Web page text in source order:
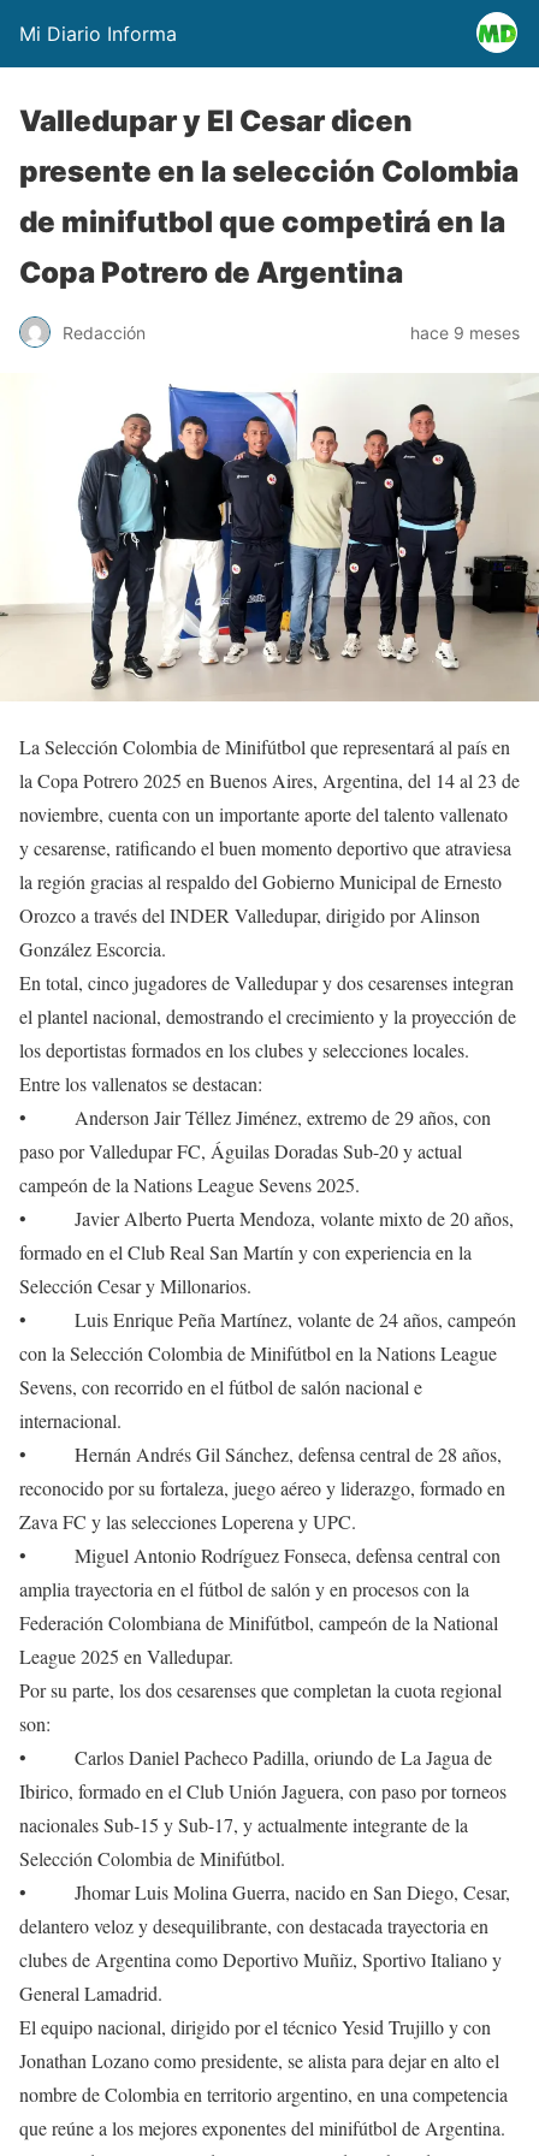
Mi Diario Informa
Valledupar y El Cesar dicen
presente en la selección Colombia
de minifutbol que competirá en la
Copa Potrero de Argentina
Redacción hace 9 meses
La Selección Colombia de Minifútbol que representará al país en
la Copa Potrero 2025 en Buenos Aires, Argentina, del 14 al 23 de
noviembre, cuenta con un importante aporte del talento vallenato
y cesarense, ratificando el buen momento deportivo que atraviesa
la región gracias al respaldo del Gobierno Municipal de Ernesto
Orozco a través del INDER Valledupar, dirigido por Alinson
González Escorcia.
En total, cinco jugadores de Valledupar y dos cesarenses integran
el plantel nacional, demostrando el crecimiento y la proyección de
los deportistas formados en los clubes y selecciones locales.
Entre los vallenatos se destacan:
• Anderson Jair Téllez Jiménez, extremo de 29 años, con
paso por Valledupar FC, Águilas Doradas Sub-20 y actual
campeón de la Nations League Sevens 2025.
• Javier Alberto Puerta Mendoza, volante mixto de 20 años,
formado en el Club Real San Martín y con experiencia en la
Selección Cesar y Millonarios.
• Luis Enrique Peña Martínez, volante de 24 años, campeón
con la Selección Colombia de Minifútbol en la Nations League
Sevens, con recorrido en el fútbol de salón nacional e
internacional.
• Hernán Andrés Gil Sánchez, defensa central de 28 años,
reconocido por su fortaleza, juego aéreo y liderazgo, formado en
Zava FC y las selecciones Loperena y UPC.
• Miguel Antonio Rodríguez Fonseca, defensa central con
amplia trayectoria en el fútbol de salón y en procesos con la
Federación Colombiana de Minifútbol, campeón de la National
League 2025 en Valledupar.
Por su parte, los dos cesarenses que completan la cuota regional
son:
• Carlos Daniel Pacheco Padilla, oriundo de La Jagua de
Ibirico, formado en el Club Unión Jaguera, con paso por torneos
nacionales Sub-15 y Sub-17, y actualmente integrante de la
Selección Colombia de Minifútbol.
• Jhomar Luis Molina Guerra, nacido en San Diego, Cesar,
delantero veloz y desequilibrante, con destacada trayectoria en
clubes de Argentina como Deportivo Muñiz, Sportivo Italiano y
General Lamadrid.
El equipo nacional, dirigido por el técnico Yesid Trujillo y con
Jonathan Lozano como presidente, se alista para dejar en alto el
nombre de Colombia en territorio argentino, en una competencia
que reúne a los mejores exponentes del minifútbol de Argentina.